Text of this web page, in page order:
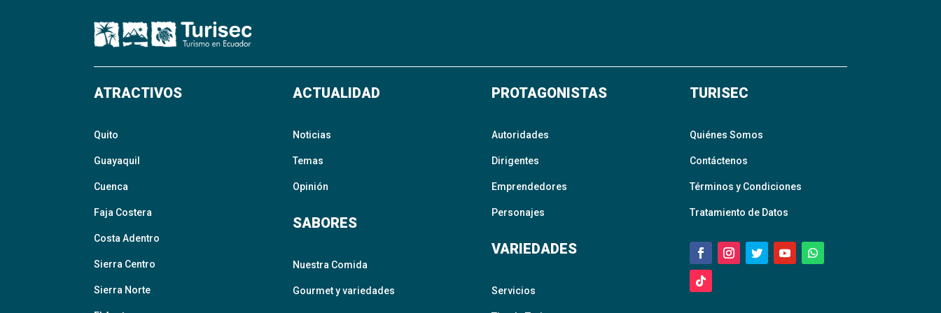
ATRACTIVOS
Quito
Guayaquil
Cuenca
Faja Costera
Costa Adentro
Sierra Centro
Sierra Norte
ACTUALIDAD
Noticias
Temas
Opinión
SABORES
Nuestra Comida
Gourmet y variedades
PROTAGONISTAS
Autoridades
Dirigentes
Emprendedores
Personajes
VARIEDADES
Servicios
TURISEC
Quiénes Somos
Contáctenos
Términos y Condiciones
Tratamiento de Datos